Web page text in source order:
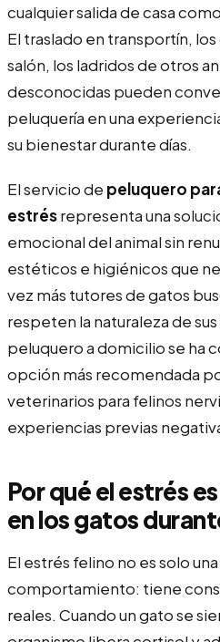
cualquier salida de casa
El traslado en transportín,
salón, los ladridos de otros
desconocidas pueden
peluquería en una
su bienestar durante días.
El servicio de peluquero
estrésrepresenta una
emocional del animal sin
estéticos e higiénicos que
vez más tutores de gatos
respeten la naturaleza de
peluquero a domicilio se ha
opción más recomendada
veterinarios para felinos
experiencias previas
Por qué el estrés
en los gatos
El estrés felino no es solo
comportamiento: tiene
reales. Cuando un gato se